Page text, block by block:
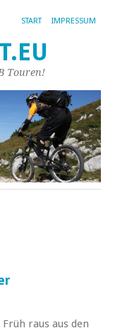
START IMPRESSUM
Touren!
raus aus den